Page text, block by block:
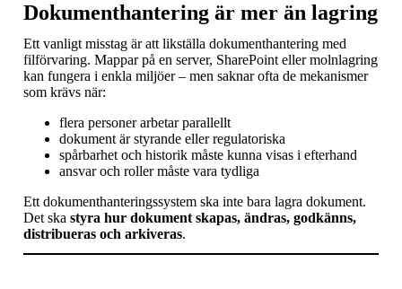
Dokumenthantering är mer än lagring
Ett vanligt misstag är att likställa dokumenthantering med
filförvaring. Mappar på en server, SharePoint eller molnlagring
kan fungera i enkla miljöer – men saknar ofta de mekanismer
som krävs när:
flera personer arbetar parallellt
dokument är styrande eller regulatoriska
spårbarhet och historik måste kunna visas i efterhand
ansvar och roller måste vara tydliga
Ett dokumenthanteringssystem ska inte bara lagra dokument.
Det ska styra hur dokument skapas, ändras, godkänns,
distribueras och arkiveras.